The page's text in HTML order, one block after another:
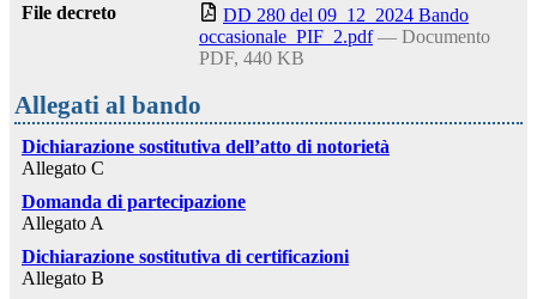
File decreto
DD 280 del 09_12_2024 Bando
occasionale_PIF_2.pdf — Documento
PDF, 440 KB
Allegati al bando
Dichiarazione sostitutiva dell’atto di notorietà
Allegato C
Domanda di partecipazione
Allegato A
Dichiarazione sostitutiva di certificazioni
Allegato B